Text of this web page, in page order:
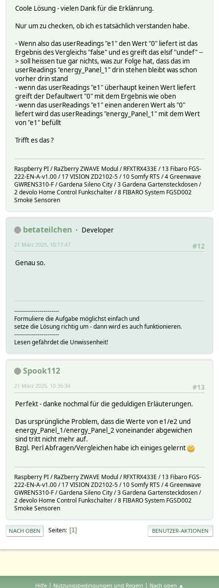
Coole Lösung - vielen Dank für die Erklänrung.
Nur um zu checken, ob ich es tatsächlich verstanden habe.
- Wenn also das userReadings "e1" den Wert "0" liefert ist das
Ergebnis des Vergleichs "false" und es greift das elsif "undef" --
> soll heissen tue gar nichts, was zur Folge hat, dass das im
userReadings "energy_Panel_1" drin stehen bleibt was schon
vorher drin stand
- wenn das userReadings "e1" überhaupt keinen Wert liefert
greift der Defaultwert "0" mit dem Ergebnis wie oben
- wenn das userReadings "e1" einen anderen Wert als "0"
liefert wird das userReadings "energy_Panel_1" mit dem Wert
von "e1" befüllt
Trifft es das ?
Raspberry PI / RaZberry ZWAVE Modul / RFXTRX433E / 13 Fibaro FGS-
222-EN-A-v1.00 / 17 VISION ZD2102-5 / 10 Somfy RTS / 4 Greenwave
GWRENS310-F / Gardena Sileno City / 3 Gardena Gartensteckdosen /
2 devolo Home Control Funkschalter / 8 FIBARO System FGSD002
Smoke Sensoren
betateilchen
Developer
#12
21 März 2025, 10:17:47
Genau so.
-----------------------
Formuliere die Aufgabe möglichst einfach und
setze die Lösung richtig um - dann wird es auch funktionieren.
-----------------------
Lesen gefährdet die Unwissenheit!
Spook112
#13
21 März 2025, 10:36:34
Perfekt - danke nochmal für die geduldigen Erläuterungen.
Das ursprüngliche Problem, dass die Werte von e1/e2 und
energy_Panel_1/energy_Panel_2 voneinander abgewichen
sind tritt nicht mehr auf.
Bzgl. Perl Abfragen/Vergleichen habe ich einiges gelernt
Raspberry PI / RaZberry ZWAVE Modul / RFXTRX433E / 13 Fibaro FGS-
222-EN-A-v1.00 / 17 VISION ZD2102-5 / 10 Somfy RTS / 4 Greenwave
GWRENS310-F / Gardena Sileno City / 3 Gardena Gartensteckdosen /
2 devolo Home Control Funkschalter / 8 FIBARO System FGSD002
Smoke Sensoren
NACH OBEN Seiten 1 BENUTZER-AKTIONEN
Hilfe | Nutzungsbedingungen und Regeln | Nach oben ▲